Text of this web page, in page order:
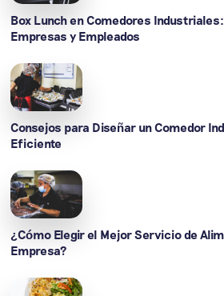
Box Lunch en Comedores
Empresas y Empleados
Consejos para Diseñar un Comedor
Eficiente
¿Cómo Elegir el Mejor Servicio de
Empresa?